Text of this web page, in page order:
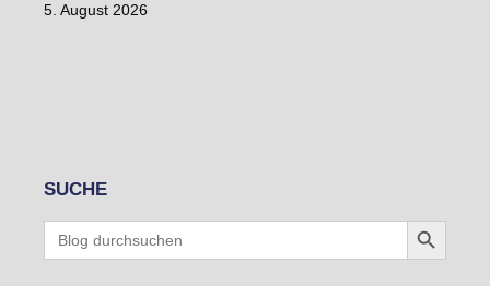
5. August 2026
SUCHE
Search
for:
Search Button